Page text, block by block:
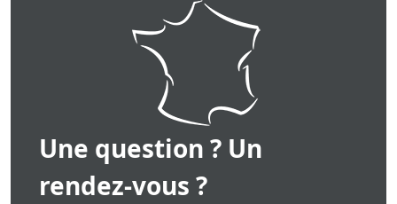
Une question ? Un
rendez-vous ?